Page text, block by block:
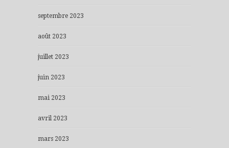
septembre 2023
août 2023
juillet 2023
juin 2023
mai 2023
avril 2023
mars 2023